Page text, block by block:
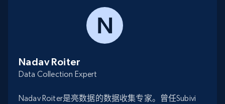
Nadav Roiter
Data Collection Expert
Nadav Roiter是亮数据的数据收集专家。曾任Subivi